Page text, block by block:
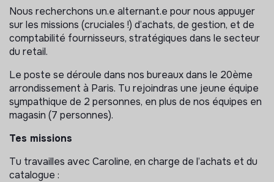
Nous recherchons un.e alternant.e pour nous appuyer
sur les missions (cruciales !) d’achats, de gestion, et de
comptabilité fournisseurs, stratégiques dans le secteur
du retail.
Le poste se déroule dans nos bureaux dans le 20ème
arrondissement à Paris. Tu rejoindras une jeune équipe
sympathique de 2 personnes, en plus de nos équipes en
magasin (7 personnes).
Tes missions
Tu travailles avec Caroline, en charge de l’achats et du
catalogue :